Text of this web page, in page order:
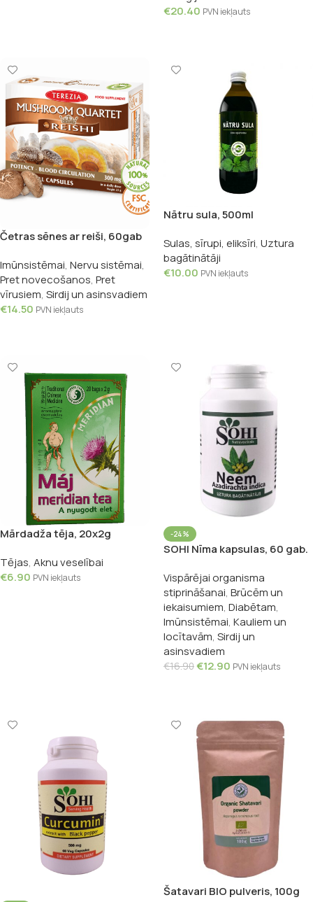
€20.40 PVN iekļauts
Četras sēnes ar reiši, 60gab
Imūnsistēmai, Nervu sistēmai,
Pret novecošanos, Pret
vīrusiem, Sirdij un asinsvadiem
€14.50 PVN iekļauts
Nātru sula, 500ml
Sulas, sīrupi, eliksīri, Uztura
bagātinātāji
€10.00 PVN iekļauts
Mārdadža tēja, 20x2g
Tējas, Aknu veselībai
€6.90 PVN iekļauts
-24%
SOHI Nīma kapsulas, 60 gab.
Vispārējai organisma
stiprināšanai, Brūcēm un
iekaisumiem, Diabētam,
Imūnsistēmai, Kauliem un
locītavām, Sirdij un
asinsvadiem
€16.90€12.90 PVN iekļauts
Šatavari BIO pulveris, 100g